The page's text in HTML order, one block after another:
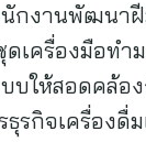
กงานพัฒนาฝี
เครื่องมือท
ให้สอดคล้อ
รกิจเครื่องดื่